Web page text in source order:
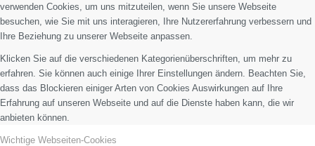
verwenden Cookies, um uns mitzuteilen, wenn Sie unsere Webseite
besuchen, wie Sie mit uns interagieren, Ihre Nutzererfahrung verbessern und
Ihre Beziehung zu unserer Webseite anpassen.
Klicken Sie auf die verschiedenen Kategorienüberschriften, um mehr zu
erfahren. Sie können auch einige Ihrer Einstellungen ändern. Beachten Sie,
dass das Blockieren einiger Arten von Cookies Auswirkungen auf Ihre
Erfahrung auf unseren Webseite und auf die Dienste haben kann, die wir
anbieten können.
Wichtige Webseiten-Cookies